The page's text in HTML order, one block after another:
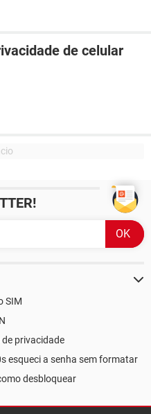
de celular
SIM
privacidade
esqueci a senha sem formatar
desbloquear